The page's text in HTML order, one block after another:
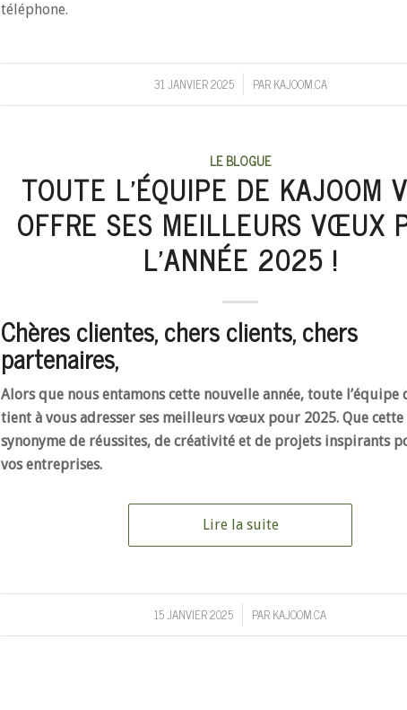
téléphone.
31 JANVIER 2025
/ PARKAJOOM.CA
LE BLOGUE
TOUTE L’ÉQUIPE DE KAJOOM
OFFRE SES MEILLEURS VŒUX
L’ANNÉE 2025 !
Chères clientes, chers clients, chers
partenaires,
Alors que nous entamons cette nouvelle année, toute l’équipe
tient à vous adresser ses meilleurs vœux pour 2025. Que cette
synonyme de réussites, de créativité et de projets inspirants
vos entreprises.
Lire la suite
15 JANVIER 2025
/ PARKAJOOM.CA